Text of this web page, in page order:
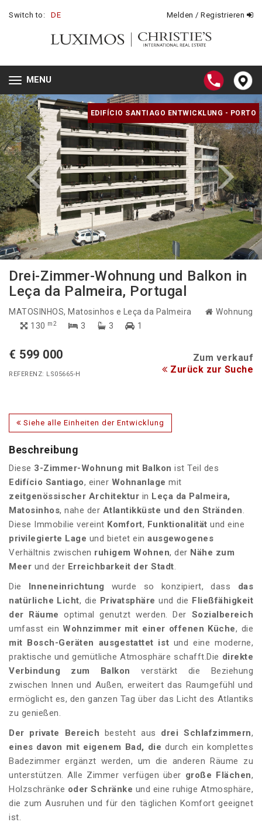
Switch to: DE Melden / Registrieren
Toggle
navigation
MENU
EDIFÍCIO SANTIAGO ENTWICKLUNG - PORTO
Drei-Zimmer-Wohnung und Balkon in
Leça da Palmeira, Portugal
MATOSINHOS, Matosinhos e Leça da Palmeira
Wohnung
130 m2 3 3 1
€ 599 000 Zum verkauf
REFERENZ: LS05665-H Zurück zur Suche
Siehe alle Einheiten der Entwicklung
Beschreibung
Diese 3-Zimmer-Wohnung mit Balkon ist Teil des
Edifício Santiago, einer Wohnanlage mit
zeitgenössischer Architektur in Leça da Palmeira,
Matosinhos, nahe der Atlantikküste und den Stränden.
Diese Immobilie vereint Komfort, Funktionalität und eine
privilegierte Lage und bietet ein ausgewogenes
Verhältnis zwischen ruhigem Wohnen, der Nähe zum
Meer und der Erreichbarkeit der Stadt.
Die
Inneneinrichtung wurde so konzipiert, dass das
natürliche Licht, die Privatsphäre und die Fließfähigkeit
der Räume optimal genutzt werden. Der Sozialbereich
umfasst einWohnzimmer mit einer offenen Küche, die
mit Bosch-Geräten ausgestattet ist und eine moderne,
praktische und gemütliche Atmosphäre schafft.Die direkte
Verbindung zum Balkon
verstärkt die Beziehung
zwischen Innen und Außen, erweitert das Raumgefühl und
ermöglicht es, den ganzen Tag über das Licht des Atlantiks
zu genießen.
Der private Bereich besteht aus drei Schlafzimmern,
eines davon mit eigenem Bad, die durch ein komplettes
Badezimmer ergänzt werden, um die anderen Räume zu
unterstützen. Alle Zimmer verfügen über große Flächen,
Holzschränke oder Schränke und eine ruhige Atmosphäre,
die zum Ausruhen und für den täglichen Komfort geeignet
ist.